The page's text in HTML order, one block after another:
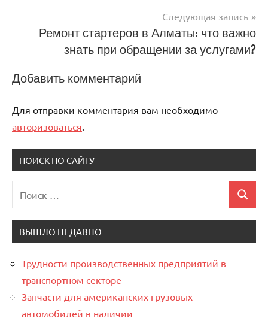
Следующая запись
Ремонт стартеров в Алматы: что важно
знать при обращении за услугами?
Добавить комментарий
Для отправки комментария вам необходимо
авторизоваться
ПОИСК ПО САЙТУ
для:
Поиск
ВЫШЛО НЕДАВНО
Трудности производственных предприятий в
транспортном секторе
Запчасти для американских грузовых
автомобилей в наличии